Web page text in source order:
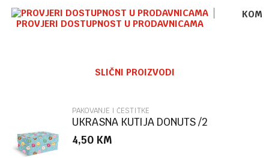
PROVJERI DOSTUPNOST U PRODAVNICAMA
Poruka
SLIČNI PROIZVODI
PAKOVANJE I ČESTITKE
UKRASNA KUTIJA DONUTS /2
MARPIMAR
4,50 KM